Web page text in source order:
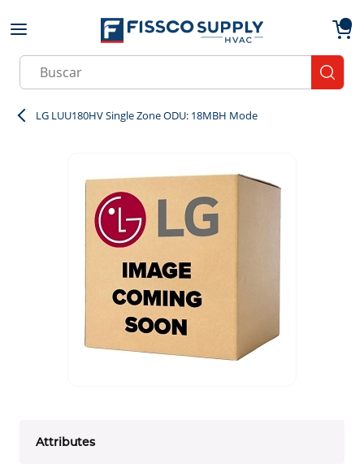
Skip to main content
Site Search
LG LUU180HV Single Zone ODU: 18MBH Mode
Attributes